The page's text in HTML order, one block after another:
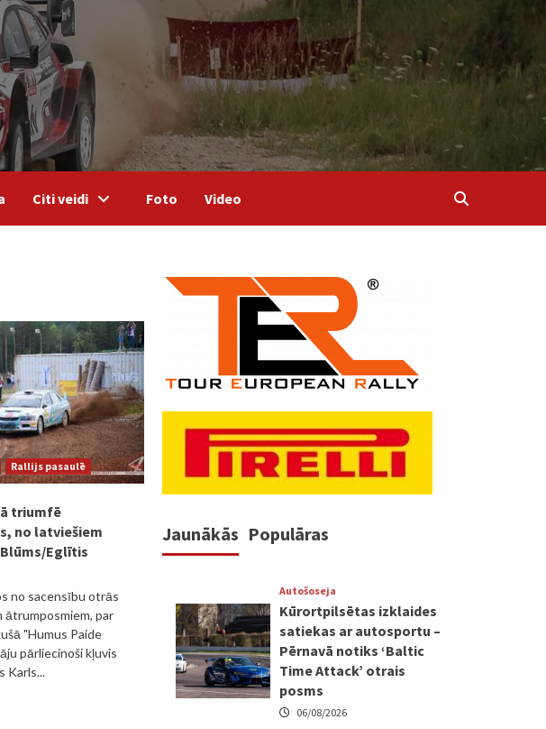
Citi veidi Foto Video
Rallijs pasaulē
triumfē
no latviešiem
Eglītis
no sacensību otrās
ātrumposmiem, par
"Humus Paide
pārliecinoši kļuvis
Karls...
Jaunākās Populāras
Autošoseja
Kūrortpilsētas izklaides
satiekas ar autosportu –
Pērnavā notiks ‘Baltic
Time Attack’ otrais
posms
06/08/2026